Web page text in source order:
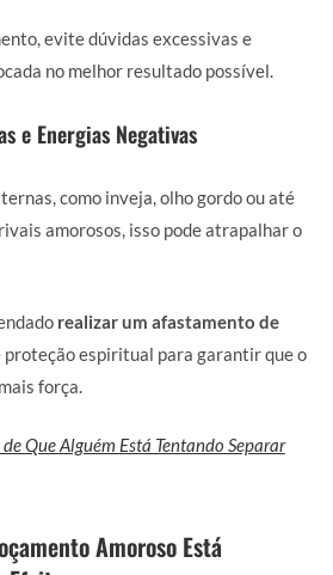
evite dúvidas excessivas e
no melhor resultado possível.
e Energias Negativas
como inveja, olho gordo ou até
amorosos, isso pode atrapalhar o
realizar um afastamento de
proteção espiritual para garantir que o
força.
Que Alguém Está Tentando Separar
Amoroso Está